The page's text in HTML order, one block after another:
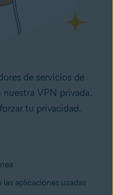
de servicios de
nuestra VPN privada.
tu privacidad.
aplicaciones usadas